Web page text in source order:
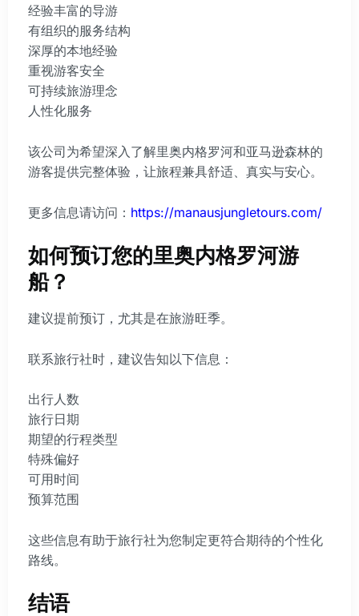
经验丰富的导游
有组织的服务结构
深厚的本地经验
重视游客安全
可持续旅游理念
人性化服务
该公司为希望深入了解里奥内格罗河和亚马逊森林的
游客提供完整体验，让旅程兼具舒适、真实与安心。
更多信息请访问： https://manausjungletours.com/
如何预订您的里奥内格罗河游
船？
建议提前预订，尤其是在旅游旺季。
联系旅行社时，建议告知以下信息：
出行人数
旅行日期
期望的行程类型
特殊偏好
可用时间
预算范围
这些信息有助于旅行社为您制定更符合期待的个性化
路线。
结语